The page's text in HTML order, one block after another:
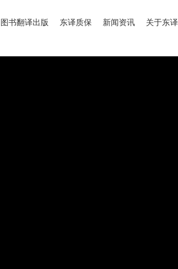
图书翻译出版 东译质保 新闻资讯 关于东译